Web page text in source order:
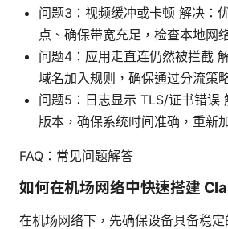
问题3：视频缓冲或卡顿 解决：
点、确保带宽充足，检查本地网
问题4：应用走直连仍然被拦截
域名加入规则，确保通过分流策
问题5：日志显示 TLS/证书错误
版本，确保系统时间准确，重新
FAQ：常见问题解答
如何在机场网络中快速搭建
在机场网络下，先确保设备具备稳